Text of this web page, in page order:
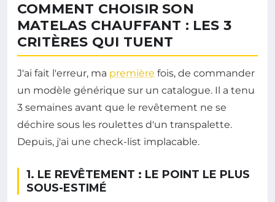
COMMENT CHOISIR SON
MATELAS CHAUFFANT : LES 3
CRITÈRES QUI TUENT
J'ai fait l'erreur, ma première fois, de commander
un modèle générique sur un catalogue. Il a tenu
3 semaines avant que le revêtement ne se
déchire sous les roulettes d'un transpalette.
Depuis, j'ai une check-list implacable.
1. LE REVÊTEMENT : LE POINT LE PLUS
SOUS-ESTIMÉ